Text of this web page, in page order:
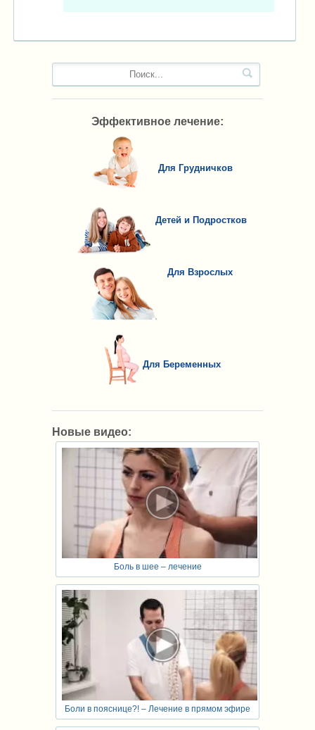
Эффективное лечение:
Для Грудничков
Детей и Подростков
Для Взрослых
Для Беременных
Новые видео:
Боль в шее – лечение
Боли в пояснице?! – Лечение в прямом эфире